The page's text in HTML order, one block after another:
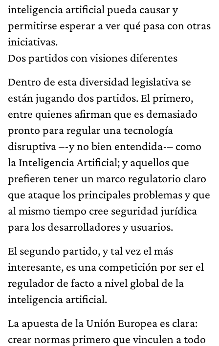
inteligencia artificial pueda causar y
permitirse esperar a ver qué pasa con otras
iniciativas.
Dos partidos con visiones diferentes
Dentro de esta diversidad legislativa se
están jugando dos partidos. El primero,
entre quienes afirman que es demasiado
pronto para regular una tecnología
disruptiva –-y no bien entendida-– como
la Inteligencia Artificial; y aquellos que
prefieren tener un marco regulatorio claro
que ataque los principales problemas y que
al mismo tiempo cree seguridad jurídica
para los desarrolladores y usuarios.
El segundo partido, y tal vez el más
interesante, es una competición por ser el
regulador de facto a nivel global de la
inteligencia artificial.
La apuesta de la Unión Europea es clara:
crear normas primero que vinculen a todo